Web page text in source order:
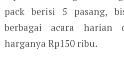
pack berisi 5 pasang,
berbagai acara harian
harganya Rp150 ribu.